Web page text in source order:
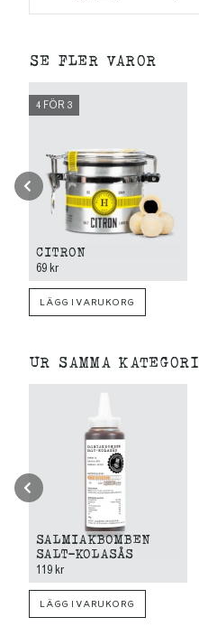
SE FLER VAROR
4 FÖR 3
CITRON
69 kr
LÄGG I VARUKORG
UR SAMMA KATEGORI
SALMIAKBOMBEN
SALT-KOLASÅS
119 kr
LÄGG I VARUKORG